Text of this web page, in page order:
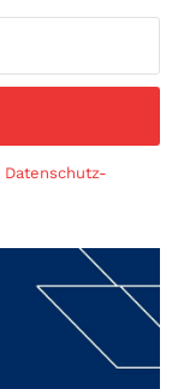
Datenschutz-